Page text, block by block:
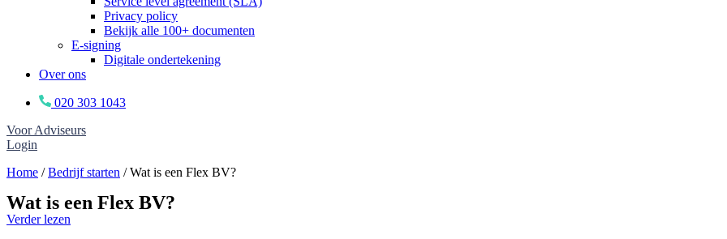
Privacy policy
Bekijk alle 100+ documenten
E-signing
Digitale ondertekening
Over ons
020 303 1043
Voor Adviseurs
Login
Home /Bedrijf starten /Wat is een Flex BV?
Wat is een Flex BV?
Verder lezen